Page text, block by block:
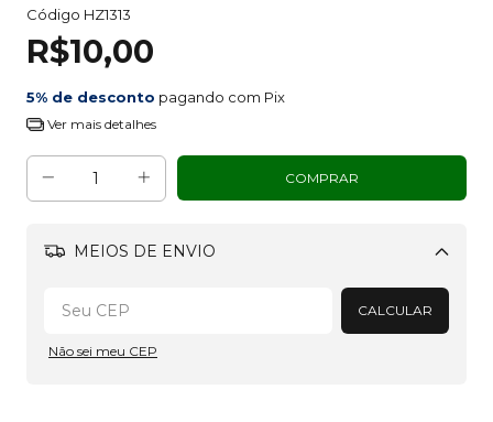
Código HZ1313
R$10,00
5% de desconto pagando com Pix
Ver mais detalhes
MEIOS DE ENVIO
Alterar CEP
CALCULAR
Não sei meu CEP